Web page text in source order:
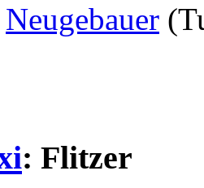
Neugebauer
: Flitzer